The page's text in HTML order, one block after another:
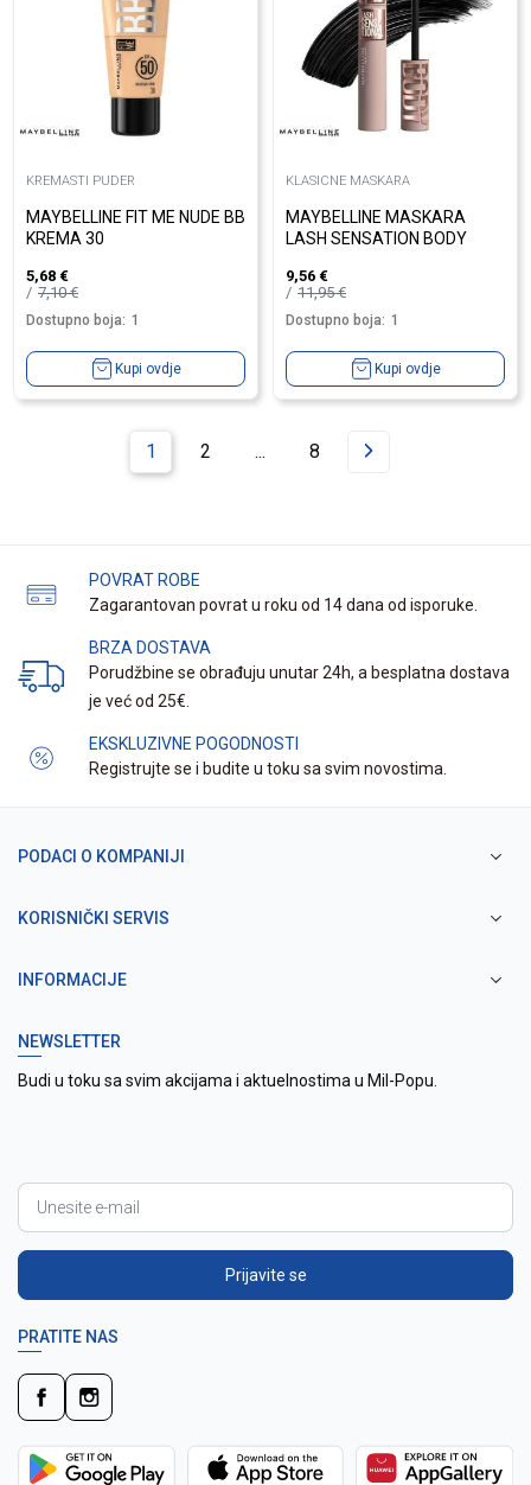
KREMASTI PUDER
MAYBELLINE FIT ME NUDE BB
KREMA 30
5,68 €
7,10€
Dostupno boja: 1
Kupi ovdje
KLASICNE MASKARA
MAYBELLINE MASKARA
LASH SENSATION BODY
9,56 €
11,95€
Dostupno boja: 1
Kupi ovdje
1 2 ... 8
POVRAT ROBE
Zagarantovan povrat u roku od 14 dana od isporuke.
BRZA DOSTAVA
Porudžbine se obrađuju unutar 24h, a besplatna dostava
je već od 25€.
EKSKLUZIVNE POGODNOSTI
Registrujte se i budite u toku sa svim novostima.
PODACI O KOMPANIJI
KORISNIČKI SERVIS
INFORMACIJE
NEWSLETTER
Budi u toku sa svim akcijama i aktuelnostima u Mil-Popu.
Prijavite se
PRATITE NAS